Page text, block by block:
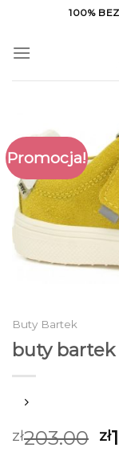
content
100%
Promocja!
Buty Bartek
buty bartek
zł203.00 zł